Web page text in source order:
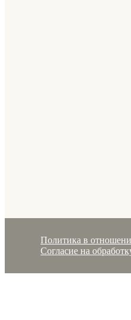
Политика в
Согласие на